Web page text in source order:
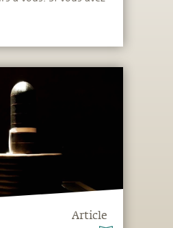
c'est un kriya. »
Article